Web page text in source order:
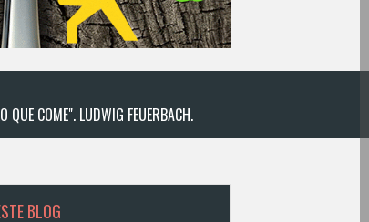
QUE COME". LUDWIG FEUERBACH.
BLOG